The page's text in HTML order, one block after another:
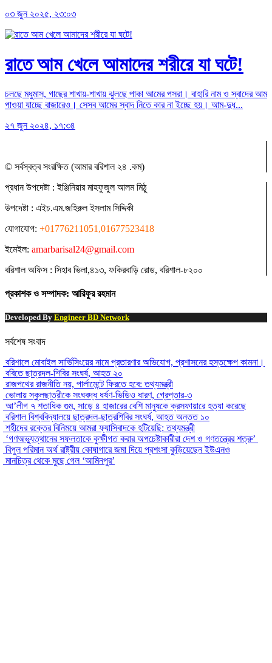
০৩ জুন ২০২৫, ২৩:০৩
রাতে আম খেলে আমাদের শরীরে যা ঘটে!
চলছে মধুমাস, গাছের শাখায়-শাখায় ঝুলছে পাকা আমের পসরা। বাহারি নাম ও স্বাদের আম
পাওয়া যাচ্ছে বাজারেও। সেসব আমের স্বাদ নিতে কার না ইচ্ছে হয়। আম-দুধ...
২৭ জুন ২০২৪, ১৭:৩৪
© সর্বস্বত্ব সংরক্ষিত (আমার বরিশাল ২৪ .কম)
প্রধান ‍উপদেষ্টা : ‍ইঞ্জিনিয়ার মাহফুজুল আলম মিঠু
উপদেষ্টা : এইচ.এম.জহিরুল ইসলাম সিদ্দিকী
যোগাযোগ: +01776211051,01677523418
ইমেইল: amarbarisal24@gmail.com
বরিশাল অফিস : সিহাব ভিলা,৪১৩, ফকিরবাড়ি রোড, বরিশাল-৮২০০
প্রকাশক ও সম্পাদক: আরিফুর রহমান
Developed By Engineer BD Network
সর্বশেষ সংবাদ
বরিশালে মোবাইল সার্ভিসিংয়ের নামে প্রতারণার অভিযোগ, প্রশাসনের হস্তক্ষেপ কামনা।
ববিতে ছাত্রদল-শিবির সংঘর্ষ, আহত ২০
রাজপথের রাজনীতি নয়, পার্লামেন্টে ফিরতে হবে: তথ্যমন্ত্রী
ভোলায় স্কুলছাত্রীকে সংঘবদ্ধ ধর্ষণ-ভিডিও ধারণ, গ্রেপ্তার-৩
আ’লীগ ৭ শতাধিক গুম, সাড়ে ৪ হাজারের বেশি মানুষকে ক্রসফায়ারে হত্যা করেছে
বরিশাল বিশ্ববিদ্যালয়ে ছাত্রদল-ছাত্রশিবির সংঘর্ষ, আহত অন্তত ১০
শহীদের রক্তের বিনিময়ে আমরা ফ্যাসিবাদকে হটিয়েছি: তথ্যমন্ত্রী
‘গণঅভ্যুত্থানের সফলতাকে কুক্ষীগত করার অপচেষ্টাকারীরা দেশ ও গণতন্ত্রের শত্রু’
বিপুল পরিমান অর্থ রাষ্ট্রীয় কোষাগারে জমা দিয়ে প্রশংসা কুড়িয়েছেন ইউএনও
মানচিত্র থেকে মুছে গেল ‘আমিনপুর’